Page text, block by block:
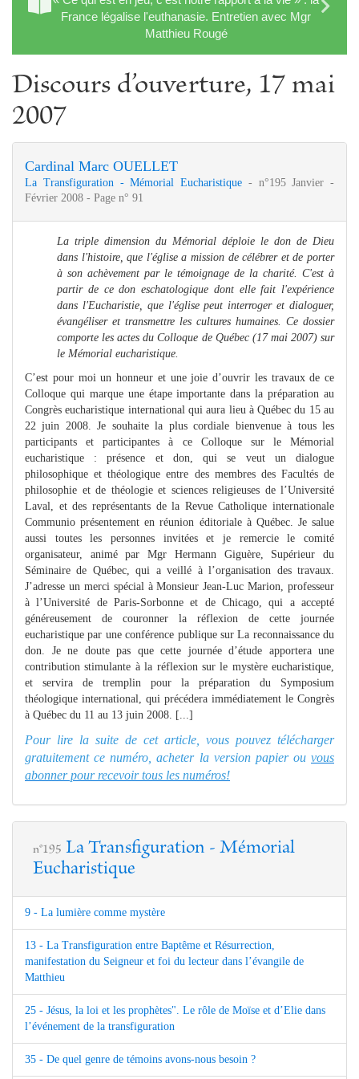
France légalise l'euthanasie. Entretien avec Mgr
Matthieu Rougé
Discours d’ouverture, 17 mai
2007
Cardinal Marc OUELLET
La Transfiguration - Mémorial Eucharistique - n°195 Janvier -
Février 2008 - Page n° 91
La triple dimension du Mémorial déploie le don de Dieu
dans l'histoire, que l'église a mission de célébrer et de porter
à son achèvement par le témoignage de la charité. C'est à
partir de ce don eschatologique dont elle fait l'expérience
dans l'Eucharistie, que l'église peut interroger et dialoguer,
évangéliser et transmettre les cultures humaines. Ce dossier
comporte les actes du Colloque de Québec (17 mai 2007) sur
le Mémorial eucharistique.
C’est pour moi un honneur et une joie d’ouvrir les travaux de ce
Colloque qui marque une étape importante dans la préparation au
Congrès eucharistique international qui aura lieu à Québec du 15 au
22 juin 2008. Je souhaite la plus cordiale bienvenue à tous les
participants et participantes à ce Colloque sur le Mémorial
eucharistique : présence et don, qui se veut un dialogue
philosophique et théologique entre des membres des Facultés de
philosophie et de théologie et sciences religieuses de l’Université
Laval, et des représentants de la Revue Catholique internationale
Communio présentement en réunion éditoriale à Québec. Je salue
aussi toutes les personnes invitées et je remercie le comité
organisateur, animé par Mgr Hermann Giguère, Supérieur du
Séminaire de Québec, qui a veillé à l’organisation des travaux.
J’adresse un merci spécial à Monsieur Jean-Luc Marion, professeur
à l’Université de Paris-Sorbonne et de Chicago, qui a accepté
généreusement de couronner la réflexion de cette journée
eucharistique par une conférence publique sur La reconnaissance du
don. Je ne doute pas que cette journée d’étude apportera une
contribution stimulante à la réflexion sur le mystère eucharistique,
et servira de tremplin pour la préparation du Symposium
théologique international, qui précédera immédiatement le Congrès
à Québec du 11 au 13 juin 2008. [...]
Pour lire la suite de cet article, vous pouvez télécharger
gratuitement ce numéro, acheter la version papier ou vous
abonner pour recevoir tous les numéros!
n°195 La Transfiguration - Mémorial
Eucharistique
9 - La lumière comme mystère
13 - La Transfiguration entre Baptême et Résurrection,
manifestation du Seigneur et foi du lecteur dans l’évangile de
Matthieu
25 - Jésus, la loi et les prophètes". Le rôle de Moïse et d’Elie dans
l’événement de la transfiguration
35 - De quel genre de témoins avons-nous besoin ?